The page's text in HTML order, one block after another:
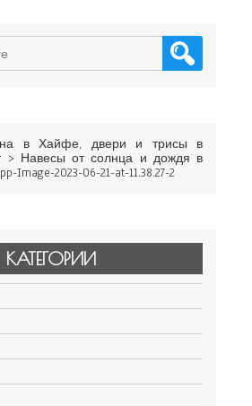
в Хайфе, двери и трисы в
> Навесы от солнца и дождя в
Image-2023-06-21-at-11.38.27-2
КАТЕГОРИИ